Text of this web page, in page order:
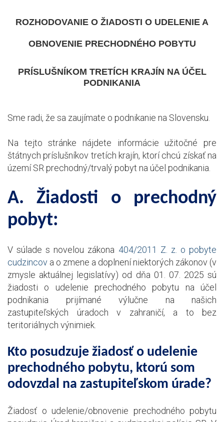
ROZHODOVANIE O ŽIADOSTI O UDELENIE A
OBNOVENIE PRECHODNÉHO POBYTU
PRÍSLUŠNÍKOM TRETÍCH KRAJÍN NA ÚČEL
PODNIKANIA
Sme radi, že sa zaujímate o podnikanie na Slovensku.
Na tejto stránke nájdete informácie užitočné pre
štátnych príslušníkov tretích krajín, ktorí chcú získať na
území SR prechodný/trvalý pobyt na účel podnikania.
A. Žiadosti o prechodný
pobyt:
V súlade s novelou zákona 404/2011 Z. z. o pobyte
cudzincov a o zmene a doplnení niektorých zákonov (v
zmysle aktuálnej legislatívy) od dňa 01. 07. 2025 sú
žiadosti o udelenie prechodného pobytu na účel
podnikania prijímané výlučne na našich
zastupiteľských úradoch v zahraničí, a to bez
teritoriálnych výnimiek.
Kto posudzuje žiadosť o udelenie
prechodného pobytu, ktorú som
odovzdal na zastupiteľskom úrade?
Žiadosť o udelenie/obnovenie prechodného pobytu